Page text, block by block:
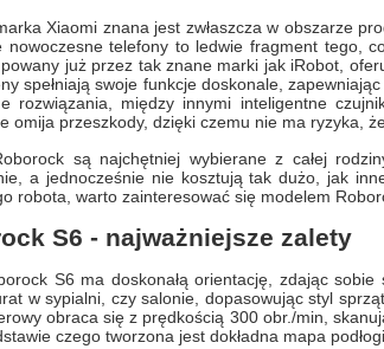
Xiaomi znana jest zwłaszcza w obszarze
nowoczesne telefony to ledwie fragment tego,
już przez tak znane marki jak iRobot,
spełniają swoje funkcje doskonale,
rozwiązania, między innymi inteligentne
omija przeszkody, dzięki czemu nie ma ryzyka,
są najchętniej wybierane z całej
a jednocześnie nie kosztują tak dużo, jak
robota, warto zainteresować się modelem
S6 - najważniejsze zalety
S6 ma doskonałą orientację, zdając
w sypialni, czy salonie, dopasowując styl
obraca się z prędkością 300 obr./min,
czego tworzona jest dokładna mapa podłogi.